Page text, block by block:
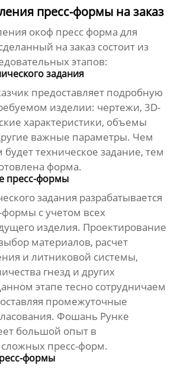
пресс-формы на заказ
окоф пресс форма для
на заказ состоит из
этапов:
задания
предоставляет подробную
изделии: чертежи, 3D-
характеристики, объемы
важные параметры. Чем
техническое задание, тем
форма.
пресс-формы
задания разрабатывается
с учетом всех
изделия. Проектирование
материалов, расчет
и литниковой системы,
гнезд и других
этапе тесно сотрудничаем
промежуточные
Фошань Рунке
большой опыт в
пресс-форм.
формы